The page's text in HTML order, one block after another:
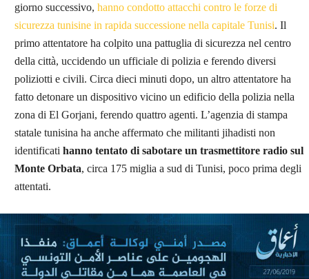
giorno successivo, hanno condotto attacchi contro le forze di
sicurezza tunisine in rapida successione nella capitale Tunisi. Il
primo attentatore ha colpito una pattuglia di sicurezza nel centro
della città, uccidendo un ufficiale di polizia e ferendo diversi
poliziotti e civili. Circa dieci minuti dopo, un altro attentatore ha
fatto detonare un dispositivo vicino un edificio della polizia nella
zona di El Gorjani, ferendo quattro agenti. L’agenzia di stampa
statale tunisina ha anche affermato che militanti jihadisti non
identificati hanno tentato di sabotare un trasmettitore radio sul
Monte Orbata, circa 175 miglia a sud di Tunisi, poco prima degli
attentati.